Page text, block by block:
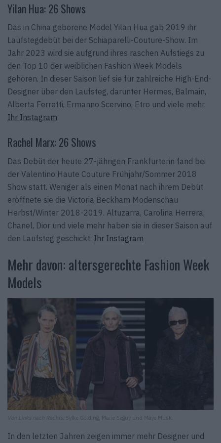
Yilan Hua: 26 Shows
Das in China geborene Model Yilan Hua gab 2019 ihr
Laufstegdebüt bei der Schiaparelli-Couture-Show. Im
Jahr 2023 wird sie aufgrund ihres raschen Aufstiegs zu
den Top 10 der weiblichen Fashion Week Models
gehören. In dieser Saison lief sie für zahlreiche High-End-
Designer über den Laufsteg, darunter Hermes, Balmain,
Alberta Ferretti, Ermanno Scervino, Etro und viele mehr.
Ihr Instagram
Rachel Marx: 26 Shows
Das Debüt der heute 27-jährigen Frankfurterin fand bei
der Valentino Haute Couture Frühjahr/Sommer 2018
Show statt. Weniger als einen Monat nach ihrem Debüt
eröffnete sie die Victoria Beckham Modenschau
Herbst/Winter 2018-2019. Altuzarra, Carolina Herrera,
Chanel, Dior und viele mehr haben sie in dieser Saison auf
den Laufsteg geschickt. Ihr Instagram
Mehr davon: altersgerechte Fashion Week
Models
Von Links nach Rechts: Sylke Golding, Marie Seguy und Maye Musk.
In den letzten Jahren zeigen immer mehr Designer und